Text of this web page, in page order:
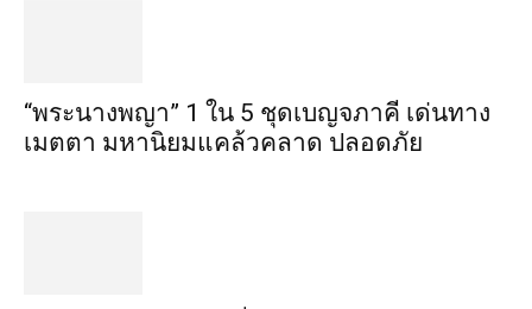
“พระ​นาง​พญา” 1 ใน 5​ ชุดเบญจ​ภาคี​ เด่นทาง
เมตตา​ มหา​นิยม​แคล้วคลาด​ ปลอดภัย​